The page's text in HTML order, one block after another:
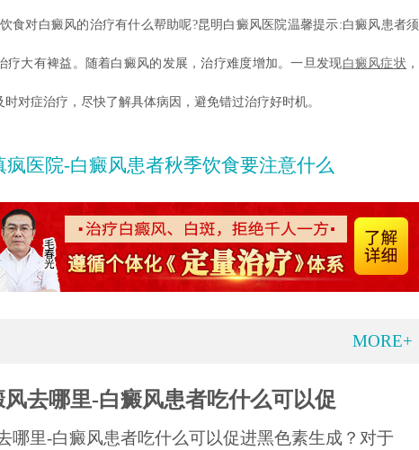
对白癜风的治疗有什么帮助呢?昆明白癜风医院温馨提示:白癜风患者须
疗大有裨益。随着白癜风的发展，治疗难度增加。一旦发现白癜风症状 ，
对症治疗，尽快了解具体病因，避免错过治疗好时机。
疯医院-白癜风患者秋季饮食要注意什么
MORE+
去哪里-白癜风患者吃什么可以促
哪里-白癜风患者吃什么可以促进黑色素生成？对于